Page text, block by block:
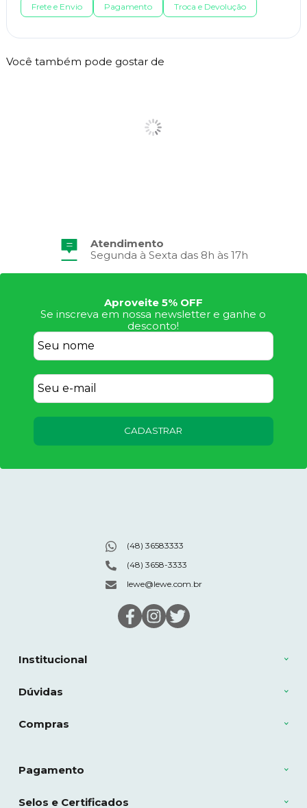
Frete e Envio Pagamento Troca e Devolução
Você também pode gostar de
Atendimento
Segunda à Sexta das 8h às 17h
Aproveite 5% OFF
Se inscreva em nossa newsletter e ganhe o
desconto!
CADASTRAR
Institucional
Dúvidas
Compras
(48) 36583333
(48) 3658-3333
lewe@lewe.com.br
Pagamento
Selos e Certificados